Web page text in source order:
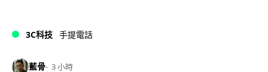
3C科技 手提電話
藍骨 3 小時